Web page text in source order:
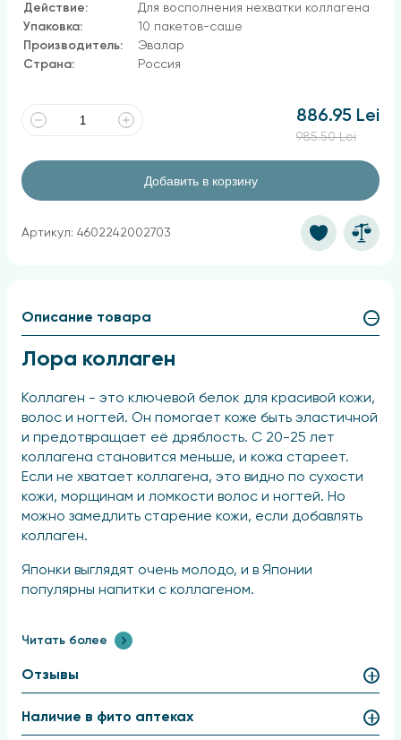
Действие:
Для восполнения нехватки коллагена
Упаковка:
10 пакетов-саше
Производитель:
Эвалар
Страна:
Россия
886.95 Lei
985.50 Lei
Добавить в корзину
Артикул: 4602242002703
Описание товара
Лора коллаген
Коллаген - это ключевой белок для красивой кожи,
волос и ногтей. Он помогает коже быть эластичной
и предотвращает её дряблость. С 20-25 лет
коллагена становится меньше, и кожа стареет.
Если не хватает коллагена, это видно по сухости
кожи, морщинам и ломкости волос и ногтей. Но
можно замедлить старение кожи, если добавлять
коллаген.
Японки выглядят очень молодо, и в Японии
популярны напитки с коллагеном.
способ получить коллаген. Если его пить
пропадают морщины;
кожа становится увлажнённой и свежей.
Читать более
Отзывы
Наличие в фито аптеках